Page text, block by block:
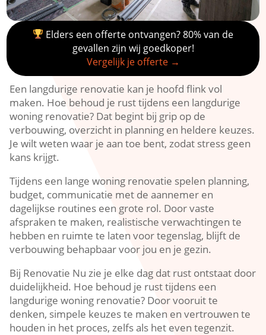
Elders een offerte ontvangen? 80% van de
gevallen zijn wij goedkoper!
Vergelijk je offerte →
Een langdurige renovatie kan je hoofd flink vol
maken.​ Hoe behoud je rust tijdens een langdurige
woning renovatie? Dat begint bij grip op de
verbouwing, overzicht in planning en heldere keuzes.​
Je wilt weten waar je aan toe bent, zodat stress geen
kans krijgt.​
Tijdens een lange woning renovatie spelen planning,
budget, communicatie met de aannemer en
dagelijkse routines een grote rol.​ Door vaste
afspraken te maken, realistische verwachtingen te
hebben en ruimte te laten voor tegenslag, blijft de
verbouwing behapbaar voor jou en je gezin.​
Bij Renovatie Nu zie je elke dag dat rust ontstaat door
duidelijkheid.​ Hoe behoud je rust tijdens een
langdurige woning renovatie? Door vooruit te
denken, simpele keuzes te maken en vertrouwen te
houden in het proces, zelfs als het even tegenzit.​